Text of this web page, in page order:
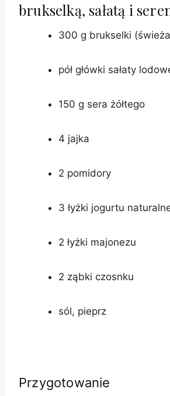
brukselką, sałatą i
300 g brukselki
pół główki sałaty
150 g sera żółtego
4 jajka
2 pomidory
3 łyżki jogurtu
2 łyżki majonezu
2 ząbki czosnku
sól, pieprz
Przygotowanie